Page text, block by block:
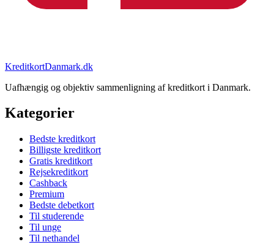
KreditkortDanmark.dk
Uafhængig og objektiv sammenligning af kreditkort i Danmark.
Kategorier
Bedste kreditkort
Billigste kreditkort
Gratis kreditkort
Rejsekreditkort
Cashback
Premium
Bedste debetkort
Til studerende
Til unge
Til nethandel